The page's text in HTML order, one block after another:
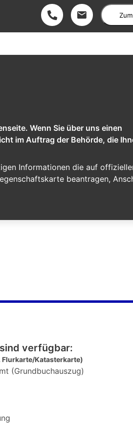
Wenn Sie über uns einen
im Auftrag der Behörde, die
Informationen die auf
beantragen,
verfügbar:
Flurkarte/Katasterkarte)
(Grundbuchauszug)